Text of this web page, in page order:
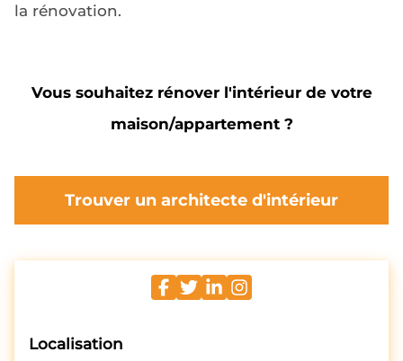
la rénovation.
Vous souhaitez rénover l'intérieur de votre
maison/appartement ?
Trouver un architecte d'intérieur
Localisation